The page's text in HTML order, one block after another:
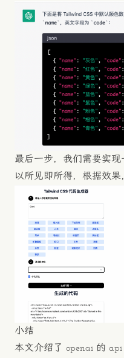
最后一步，我们需要实现
以所见即所得，根据效果
小结
本文介绍了 openai 的